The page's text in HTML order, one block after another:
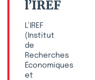
l’IREF
L’IREF
(Institut
de
Recherches
Économiques
et